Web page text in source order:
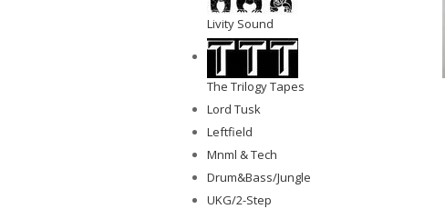
Livity Sound
The Trilogy Tapes
Lord Tusk
Leftfield
Mnml & Tech
Drum&Bass/Jungle
UKG/2-Step